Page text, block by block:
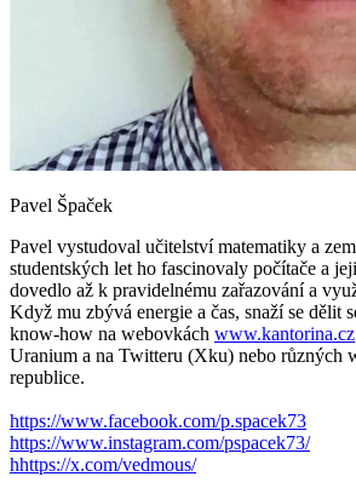
Pavel Špaček
Pavel vystudoval učitelství matematiky a
studentských let ho fascinovaly počítače a
dovedlo až k pravidelnému zařazování a
Když mu zbývá energie a čas, snaží se dělit
know-how na webovkách www.kantorina.cz
Uranium a na Twitteru (Xku) nebo různých
republice.
https://www.facebook.com/p.spacek73
https://www.instagram.com/pspacek73/
hhttps://x.com/vedmous/